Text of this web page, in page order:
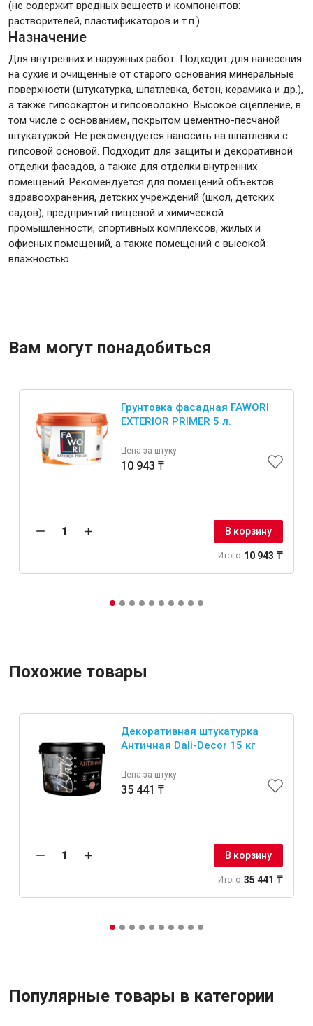
(не содержит вредных веществ и компонентов:
растворителей, пластификаторов и т.п.).
Назначение
Для внутренних и наружных работ. Подходит для нанесения
на сухие и очищенные от старого основания минеральные
поверхности (штукатурка, шпатлевка, бетон, керамика и др.),
а также гипсокартон и гипсоволокно. Высокое сцепление, в
том числе с основанием, покрытом цементно-песчаной
штукатуркой. Не рекомендуется наносить на шпатлевки с
гипсовой основой. Подходит для защиты и декоративной
отделки фасадов, а также для отделки внутренних
помещений. Рекомендуется для помещений объектов
здравоохранения, детских учреждений (школ, детских
садов), предприятий пищевой и химической
промышленности, спортивных комплексов, жилых и
офисных помещений, а также помещений с высокой
влажностью.
Вам могут понадобиться
Грунтовка фасадная FAWORI
EXTERIOR PRIMER 5 л.
Цена за штуку
10 943 ₸
В корзину
Итого 10 943 ₸
Похожие товары
Декоративная штукатурка
Античная Dali-Decor 15 кг
Цена за штуку
35 441 ₸
В корзину
Итого 35 441 ₸
Популярные товары в категории